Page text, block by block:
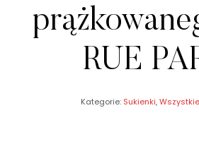
RUE
Kategorie: Sukienki,